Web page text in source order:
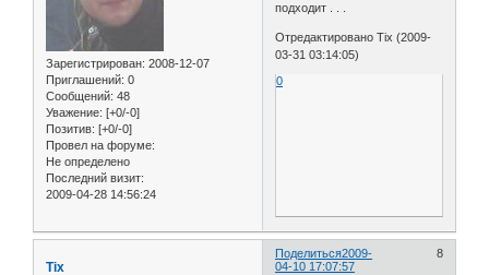
Зарегистрирован: 2008-12-07
Приглашений: 0
Сообщений: 48
Уважение: [+0/-0]
Позитив: [+0/-0]
Провел на форуме:
Не определено
Последний визит:
2009-04-28 14:56:24
подходит . . .
Отредактировано Tix (2009-
03-31 03:14:05)
0
Поделиться 8
2009-
04-10 17:07:57
Tix